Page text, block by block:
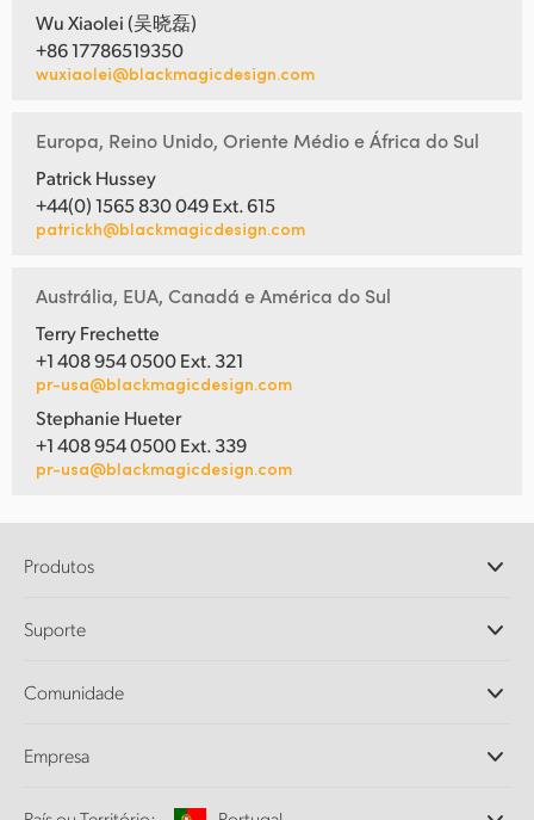
Wu Xiaolei (吴晓磊)
+86 17786519350
wuxiaolei@blackmagicdesign.com
Europa, Reino Unido, Oriente Médio e África do Sul
Patrick Hussey
+44(0) 1565 830 049 Ext. 615
patrickh@blackmagicdesign.com
Austrália, EUA, Canadá e América do Sul
Terry Frechette
+1 408 954 0500 Ext. 321
pr-usa@blackmagicdesign.com
Stephanie Hueter
+1 408 954 0500 Ext. 339
pr-usa@blackmagicdesign.com
Produtos
DaVinci Resolve e Fusion
Ultimatte
Captura e Reprodução
Conversão de Padrões
Suporte
Central de Suporte Técnico
Comunidade
Empresa